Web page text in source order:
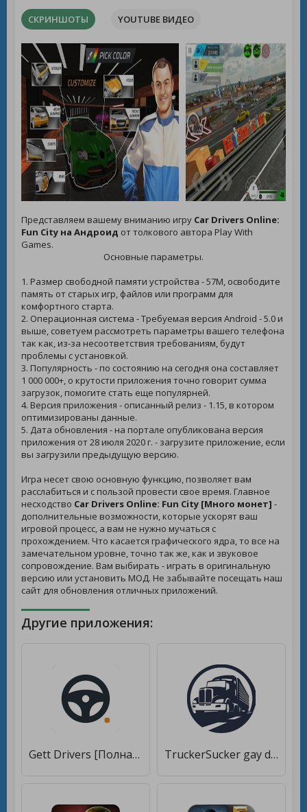
СКРИНШОТЫ YOUTUBE ВИДЕО
Представляем вашему вниманию игру Car Drivers Online:
Fun City на Андроид от толкового автора Play With
Games.
Основные параметры.
1. Размер свободной памяти устройства - 57M, освободите
память от старых игр, файлов или программ для
комфортного старта.
2. Операционная система - Требуемая версия Android - 5.0 и
выше, советуем рассмотреть параметры вашего телефона
так как, из-за несоответствия требованиям, будут
проблемы с установкой.
3. Популярность - по состоянию на сегодня она составляет
1 000 000+, о крутости приложения точно говорит сумма
загрузок, помогите стать еще популярней.
4. Версия приложения - описанный релиз - 1.15, в котором
оптимизированы данные.
5. Дата обновления - на портале опубликована версия
приложения от 28 июля 2020 г. - загрузите приложение, если
вы загрузили предыдущую версию.
Игра несет свою основную функцию, позволяет вам
расслабиться и с пользой провести свое время. Главное
несходство Car Drivers Online: Fun City [Много монет] -
дополнительные возможности, которые ускорят ваш
игровой процесс, а вам не нужно мучаться с
прохождением. Что касается графического ядра, то все на
замечательном уровне, точно так же, как и звуковое
сопровождение. Вам выбирать - играть в оригинальную
версию или установить МОД. Не забывайте посещать наш
сайт для обновления отличных приложений.
Другие приложения:
Gett Drivers [Полная версия] TruckerSucker gay dating truck drivers & truckers [Premium]